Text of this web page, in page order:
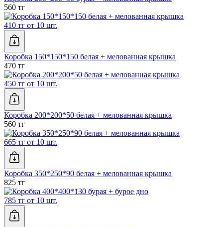
560 тг
410 тг от 10 шт.
Коробка 150*150*150 белая + мелованная крышка
470 тг
450 тг от 10 шт.
Коробка 200*200*50 белая + мелованная крышка
560 тг
665 тг от 10 шт.
Коробка 350*250*90 белая + мелованная крышка
825 тг
785 тг от 10 шт.